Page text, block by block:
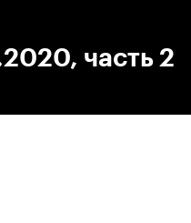
часть 2